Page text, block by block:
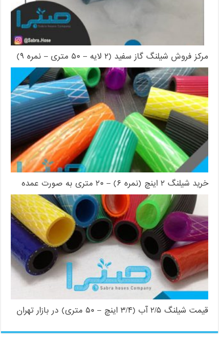
مرکز فروش شیلنگ گاز سفید (۲ لایه – ۵۰ متری – نمره ۹)
خرید شیلنگ ۲ اینچ (نمره ۶) – ۲۰ متری به صورت عمده
قیمت شیلنگ ۲/۵ آب (۳/۴ اینچ – ۵۰ متری) در بازار تهران